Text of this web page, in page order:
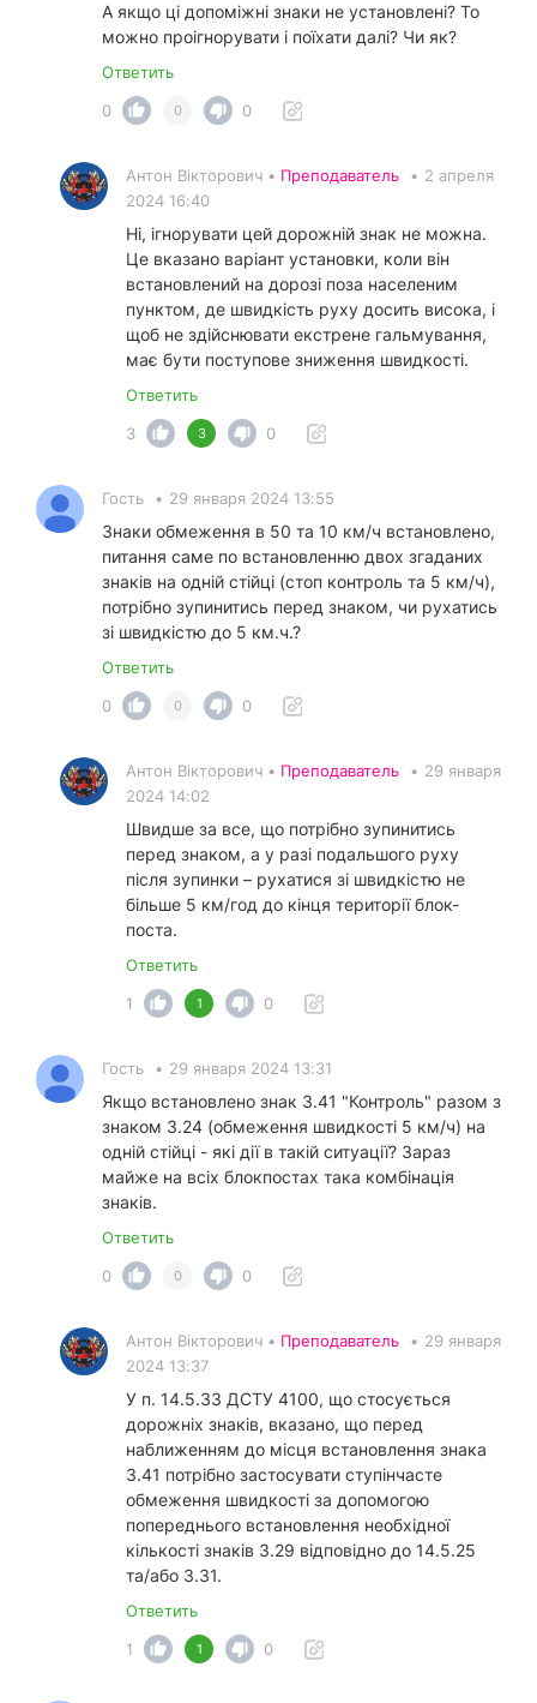
А якщо ці допоміжні знаки не установлені? То
можно проігнорувати і поїхати далі? Чи як?
Ответить
0
0 0
Антон Вікторович • Преподаватель • 2 апреля
2024 16:40
Ні, ігнорувати цей дорожній знак не можна.
Це вказано варіант установки, коли він
встановлений на дорозі поза населеним
пунктом, де швидкість руху досить висока, і
щоб не здійснювати екстрене гальмування,
має бути поступове зниження швидкості.
Ответить
3
3 0
Гость • 29 января 2024 13:55
Знаки обмеження в 50 та 10 км/ч встановлено,
питання саме по встановленню двох згаданих
знаків на одній стійці (стоп контроль та 5 км/ч),
потрібно зупинитись перед знаком, чи рухатись
зі швидкістю до 5 км.ч.?
Ответить
0
0 0
Антон Вікторович • Преподаватель • 29 января
2024 14:02
Швидше за все, що потрібно зупинитись
перед знаком, а у разі подальшого руху
після зупинки – рухатися зі швидкістю не
більше 5 км/год до кінця території блок-
поста.
Ответить
1
1 0
Гость • 29 января 2024 13:31
Якщо встановлено знак 3.41 "Контроль" разом з
знаком 3.24 (обмеження швидкості 5 км/ч) на
одній стійці - які дії в такій ситуації? Зараз
майже на всіх блокпостах така комбінація
знаків.
Ответить
0
0 0
Антон Вікторович • Преподаватель • 29 января
2024 13:37
У п. 14.5.33 ДСТУ 4100, що стосується
дорожніх знаків, вказано, що перед
наближенням до місця встановлення знака
3.41 потрібно застосувати ступінчасте
обмеження швидкості за допомогою
попереднього встановлення необхідної
кількості знаків 3.29 відповідно до 14.5.25
та/або 3.31.
Ответить
1
1 0